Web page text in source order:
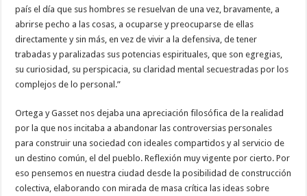
país el día que sus hombres se resuelvan de una vez, bravamente, a
abrirse pecho a las cosas, a ocuparse y preocuparse de ellas
directamente y sin más, en vez de vivir a la defensiva, de tener
trabadas y paralizadas sus potencias espirituales, que son egregias,
su curiosidad, su perspicacia, su claridad mental secuestradas por los
complejos de lo personal.”
Ortega y Gasset nos dejaba una apreciación filosófica de la realidad
por la que nos incitaba a abandonar las controversias personales
para construir una sociedad con ideales compartidos y al servicio de
un destino común, el del pueblo. Reflexión muy vigente por cierto. Por
eso pensemos en nuestra ciudad desde la posibilidad de construcción
colectiva, elaborando con mirada de masa crítica las ideas sobre